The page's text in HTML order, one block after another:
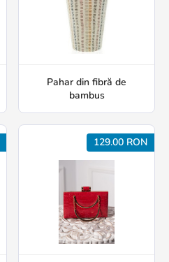
Pahar din fibră de
bambus
129.00 RON